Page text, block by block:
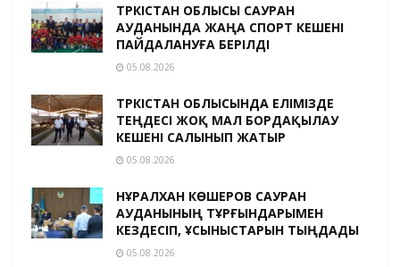
ТҮРКІСТАН ОБЛЫСЫ САУРАН
АУДАНЫНДА ЖАҢА СПОРТ КЕШЕНІ
ПАЙДАЛАНУҒА БЕРІЛДІ
05.08.2026
ТҮРКІСТАН ОБЛЫСЫНДА ЕЛІМІЗДЕ
ТЕҢДЕСІ ЖОҚ МАЛ БОРДАҚЫЛАУ
КЕШЕНІ САЛЫНЫП ЖАТЫР
05.08.2026
НҰРАЛХАН КӨШЕРОВ САУРАН
АУДАНЫНЫҢ ТҰРҒЫНДАРЫМЕН
КЕЗДЕСІП, ҰСЫНЫСТАРЫН ТЫҢДАДЫ
05.08.2026